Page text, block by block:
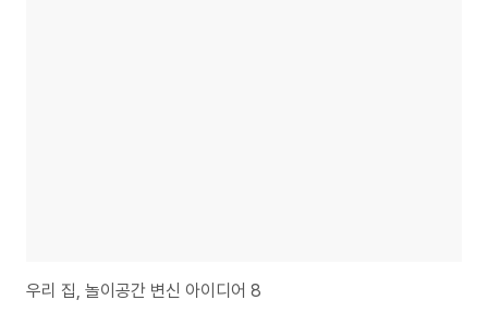
우리 집, 놀이공간 변신 아이디어 8